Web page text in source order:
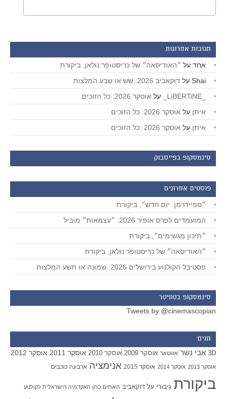
תגובות אחרונות
אחד על ״האודיסאה״ של כריסטופר נולאן, ביקורת
Shai על דוקאביב 2026: שש או שבע המלצות
על אוסקר 2026: כל הזוכים
איתן על אוסקר 2026: כל הזוכים
איתן על אוסקר 2026: כל הזוכים
סינמסקופ בפייסבוק
פוסטים אחרונים
״ספיידרמן: יום חדש״, ביקורת
המועמדים לפרס אופיר 2026: ״עצמאות״ מוביל
״תיכון מגשימים״, ביקורת
״האודיסאה״ של כריסטופר נולאן, ביקורת
פסטיבל הקולנוע בירושלים 2026: שמונה או תשע המלצות
סינמסקופ בטוויטר
Tweets by @cinemascopian
תגים
3D אבי נשר אווטאר אוסקר 2009 אוסקר 2010 אוסקר 2011 אוסקר 2012
אוסקר 2013 אוסקר 2014 אוסקר 2015 אנימציה ארבעה כוכבים
ביקורת גיבורי על דוקאביב האחים כהן האקדמיה הישראלית לקולנוע